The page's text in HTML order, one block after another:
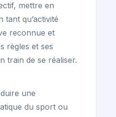
mettre en
tant qu’activité
reconnue et
règles et ses
train de se réaliser.
une
du sport ou